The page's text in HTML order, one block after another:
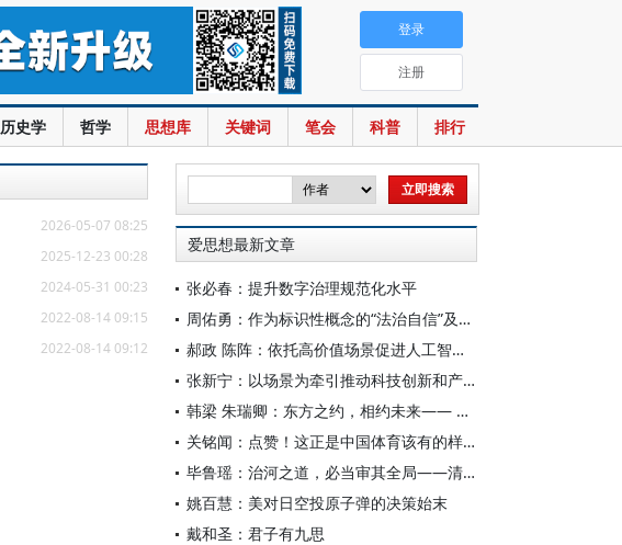
历史学 哲学 思想库 关键词 笔会 科普 排行
登录
注册
2026-05-07 08:25
2025-12-23 00:28
2024-05-31 00:23
2022-08-14 09:15
2022-08-14 09:12
爱思想最新文章
张必春：提升数字治理规范化水平
周佑勇：作为标识性概念的“法治自信”及其时代意蕴
郝政 陈阵：依托高价值场景促进人工智能高质量数据集建设
张新宁：以场景为牵引推动科技创新和产业创新深度融合
韩梁 朱瑞卿：东方之约，相约未来—— 中国元首外交的世界情怀与大国气派
关铭闻：点赞！这正是中国体育该有的样子
毕鲁瑶：治河之道，必当审其全局——清代靳辅的治水理念与实践
姚百慧：美对日空投原子弹的决策始末
戴和圣：君子有九思